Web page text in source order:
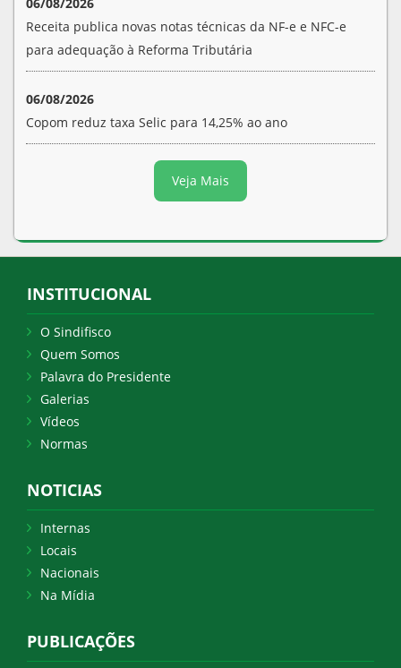
Receita publica novas notas técnicas da NF-e e NFC-e
para adequação à Reforma Tributária
06/08/2026
Copom reduz taxa Selic para 14,25% ao ano
Veja Mais
INSTITUCIONAL
O Sindifisco
Quem Somos
Palavra do Presidente
Galerias
Vídeos
Normas
NOTICIAS
Internas
Locais
Nacionais
Na Mídia
PUBLICAÇÕES